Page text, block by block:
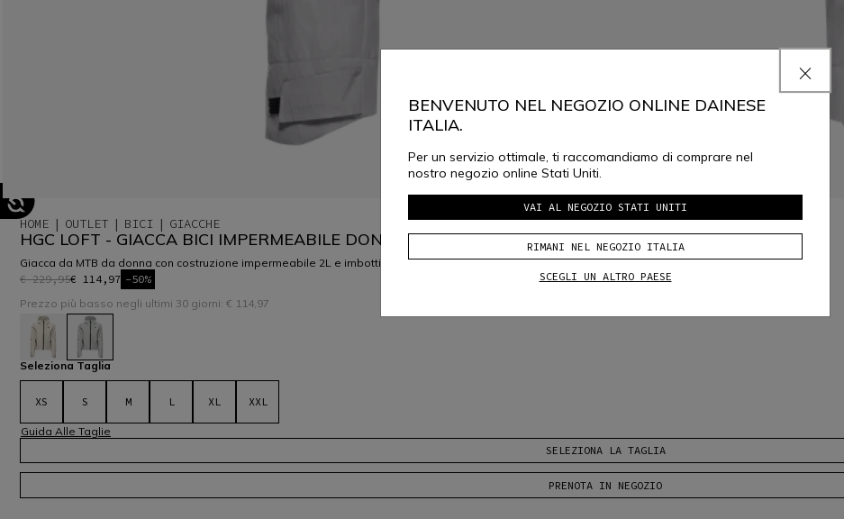
HOME OUTLET BICI GIACCHE
HGC LOFT - GIACCA BICI IMPERMEABILE DONNA
Giacca da MTB da donna con costruzione impermeabile 2L e imbottitura 40gr, per pedalare in ogni condizione, anche in climi freddi.Leggi di più
€ 229,95€ 114,97 -50%
Prezzo più basso negli ultimi 30 giorni: € 114,97
selezionato
Seleziona Taglia
XS S M L XL XXL
Guida Alle Taglie
SELEZIONA LA TAGLIA
PRENOTA IN NEGOZIO
BENVENUTO NEL NEGOZIO ONLINE DAINESE
ITALIA.
Per un servizio ottimale, ti raccomandiamo di comprare nel
nostro negozio online Stati Uniti.
VAI AL NEGOZIO STATI UNITI
RIMANI NEL NEGOZIO ITALIA
SCEGLI UN ALTRO PAESE